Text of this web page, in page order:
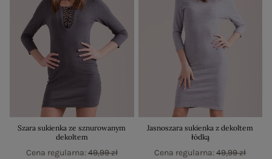
Szara sukienka ze sznurowanym
dekoltem
Cena regularna:49,99 zł
Jasnoszara sukienka z dekoltem
łódką
Cena regularna:49,99 zł